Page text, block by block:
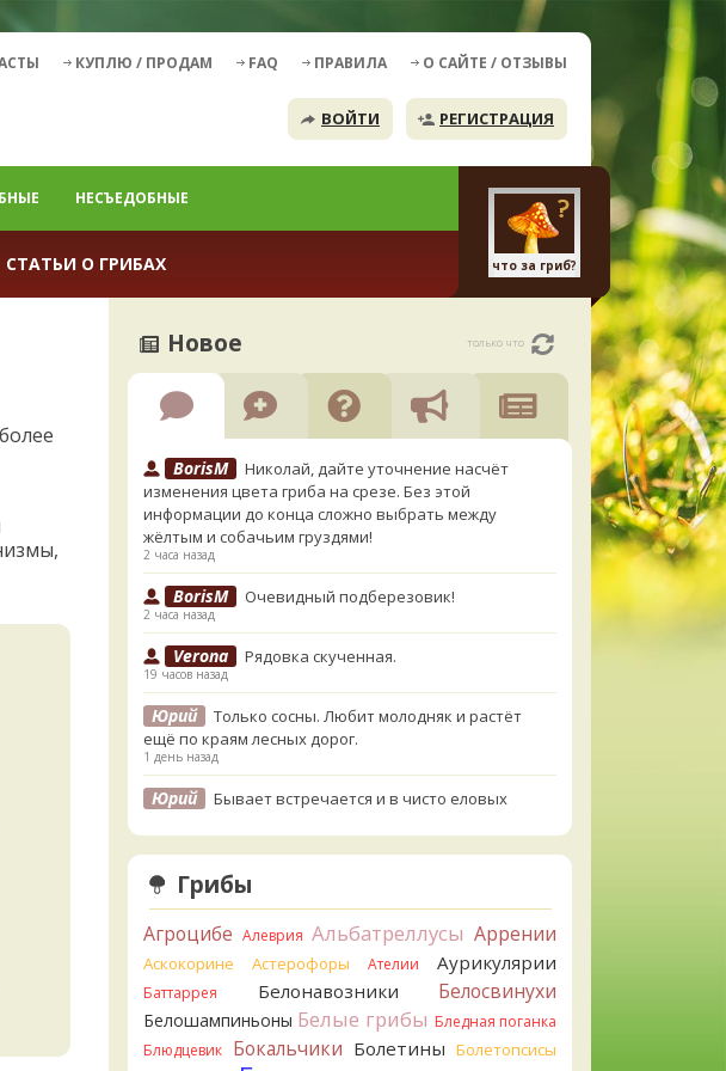
КУПЛЮ / ПРОДАМ FAQ ПРАВИЛА О САЙТЕ / ОТЗЫВЫ
ВОЙТИ РЕГИСТРАЦИЯ
НЕСЪЕДОБНЫЕ
СТАТЬИ О ГРИБАХ что за гриб?
Новое только что
BorisM
Николай, дайте уточнение насчёт
изменения цвета гриба на срезе. Без этой
информации до конца сложно выбрать между
жёлтым и собачьим груздями!
2 часа назад
BorisM Очевидный подберезовик!
2 часа назад
Verona Рядовка скученная.
19 часов назад
Юрий
Только сосны. Любит молодняк и растёт
ещё по краям лесных дорог.
1 день назад
Юрий
Бывает встречается и в чисто еловых
Katya20 Зарлдыш мухомора.
Katya20 Навозник.
Verona Скорее всего он.
2 дня назад
Грибы
Агроцибе Алеврия Альбатреллусы Аррении
Аскокорине Астерофоры Ателии Аурикулярии
Баттаррея Белонавозники Белосвинухи
Белошампиньоны Белые грибы Бледная поганка
Блюдцевик
Бокальчики Болетины Болетопсисы